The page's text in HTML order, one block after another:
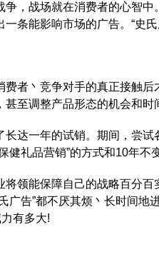
争，战场就在消费者的心智
条能影响市场的广告。“史氏
费者丶竞争对手的真正接触
至调整产品形态的机会和时
长达一年的试销。期间，尝
健礼品营销”的方式和10年不
将领能保障自己的战略百分
广告”都不厌其烦丶长时间地
有多大!